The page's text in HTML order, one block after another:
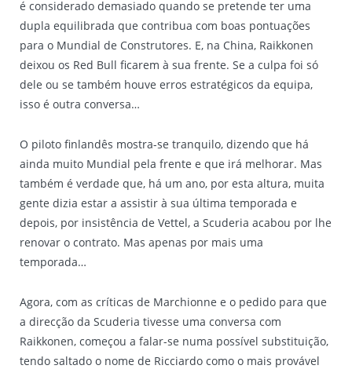
é considerado demasiado quando se pretende ter uma
dupla equilibrada que contribua com boas pontuações
para o Mundial de Construtores. E, na China, Raikkonen
deixou os Red Bull ficarem à sua frente. Se a culpa foi só
dele ou se também houve erros estratégicos da equipa,
isso é outra conversa…
O piloto finlandês mostra-se tranquilo, dizendo que há
ainda muito Mundial pela frente e que irá melhorar. Mas
também é verdade que, há um ano, por esta altura, muita
gente dizia estar a assistir à sua última temporada e
depois, por insistência de Vettel, a Scuderia acabou por lhe
renovar o contrato. Mas apenas por mais uma
temporada…
Agora, com as críticas de Marchionne e o pedido para que
a direcção da Scuderia tivesse uma conversa com
Raikkonen, começou a falar-se numa possível substituição,
tendo saltado o nome de Ricciardo como o mais provável